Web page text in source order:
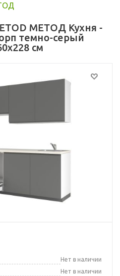
МЕТОД Кухня -
темно-серый
см
Нет в наличии
Нет в наличии